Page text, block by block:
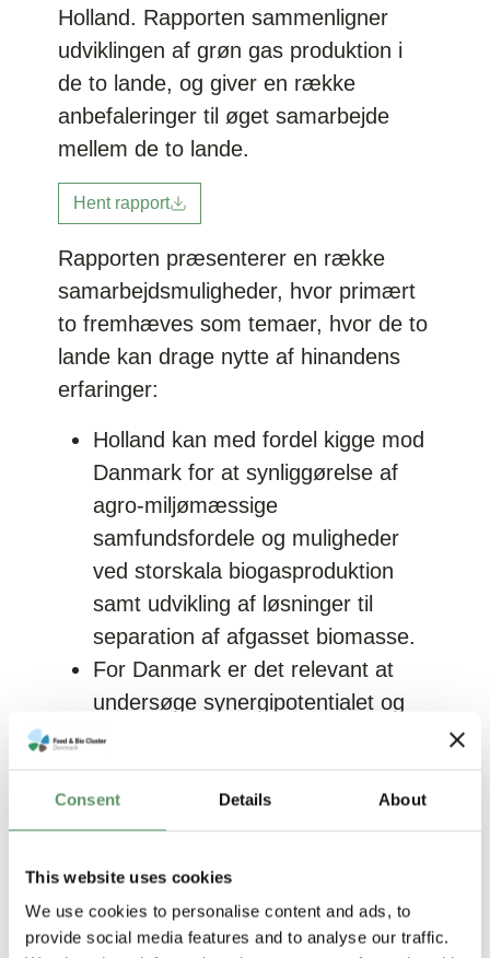
Consent Details About
This website uses cookies
We use cookies to personalise content and ads, to
provide social media features and to analyse our traffic.
Holland. Rapporten sammenligner
udviklingen af grøn gas produktion i
de to lande, og giver en række
anbefaleringer til øget samarbejde
mellem de to lande.
Hent rapport
Rapporten præsenterer en række
samarbejdsmuligheder, hvor primært
to fremhæves som temaer, hvor de to
lande kan drage nytte af hinandens
erfaringer:
Holland kan med fordel kigge mod
Danmark for at synliggørelse af
agro-miljømæssige
samfundsfordele og muligheder
ved storskala biogasproduktion
samt udvikling af løsninger til
separation af afgasset biomasse.
For Danmark er det relevant at
undersøge synergipotentialet og
mulighederne ved at kombinere
og storskala-biogasproduktion.